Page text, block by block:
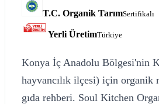
T.C. Organik TarımSertifikalı
Yerli ÜretimTürkiye
Konya İç Anadolu Bölgesi'nin
hayvancılık ilçesi) için organik
gıda rehberi. Soul Kitchen